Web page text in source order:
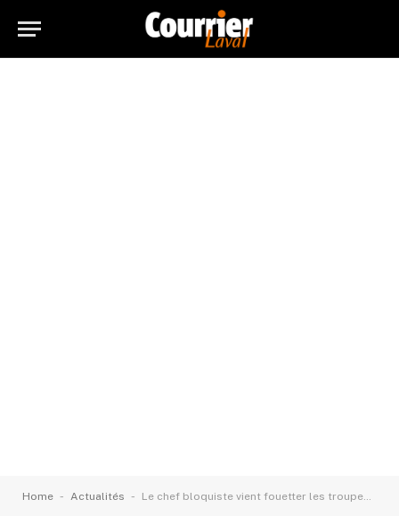
Home - Actualités - Le chef bloquiste vient fouetter les troupes à Laval